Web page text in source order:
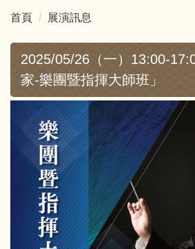
首頁 展演訊息
2025/05/26（一）13:00-
家-樂團暨指揮大師班」